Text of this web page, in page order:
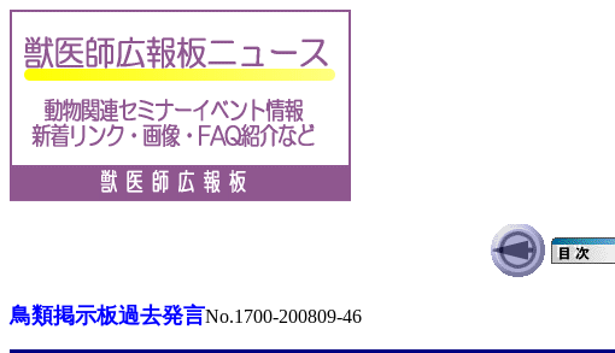
鳥類掲示板過去発言No.1700-200809-46